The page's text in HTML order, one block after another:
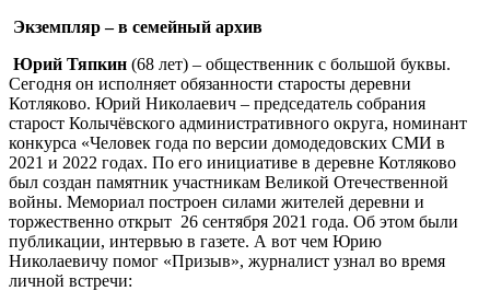
Экземпляр – в семейный архив
Юрий Тяпкин (68 лет) – общественник с большой буквы.
Сегодня он исполняет обязанности старосты деревни
Котляково. Юрий Николаевич – председатель собрания
старост Колычёвского административного округа, номинант
конкурса «Человек года по версии домодедовских СМИ в
2021 и 2022 годах. По его инициативе в деревне Котляково
был создан памятник участникам Великой Отечественной
войны. Мемориал построен силами жителей деревни и
торжественно открыт 26 сентября 2021 года. Об этом были
публикации, интервью в газете. А вот чем Юрию
Николаевичу помог «Призыв», журналист узнал во время
личной встречи: